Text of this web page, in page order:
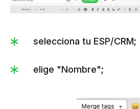
selecciona tu ESP/CRM;
elige "Nombre";